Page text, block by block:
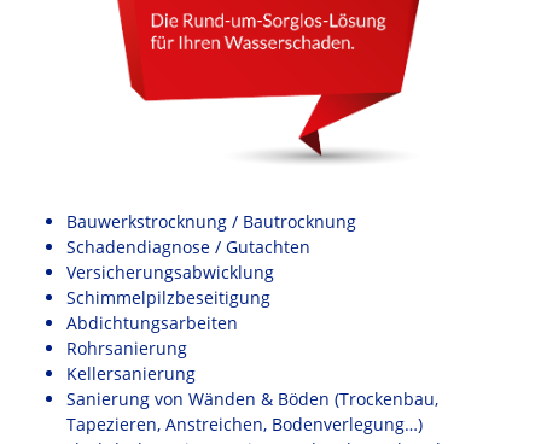
Bauwerkstrocknung / Bautrocknung
Schadendiagnose / Gutachten
Versicherungsabwicklung
Schimmelpilzbeseitigung
Abdichtungsarbeiten
Rohrsanierung
Kellersanierung
Sanierung von Wänden & Böden (Trockenbau,
Tapezieren, Anstreichen, Bodenverlegung…)